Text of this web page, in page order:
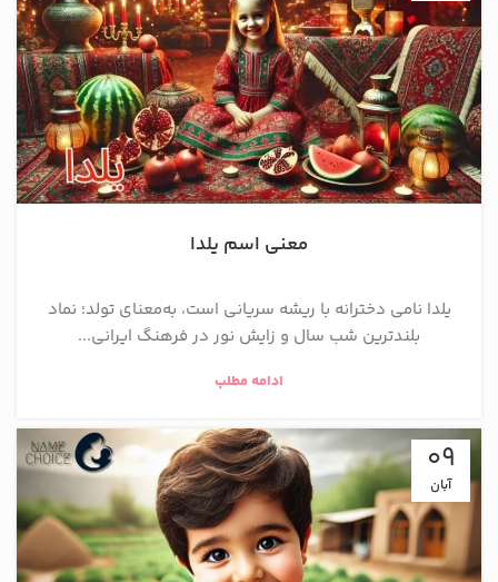
معنی اسم یلدا
یلدا نامی دخترانه با ریشه سریانی است، به‌معنای تولد؛ نماد
بلندترین شب سال و زایش نور در فرهنگ ایرانی...
ادامه مطلب
09
آبان